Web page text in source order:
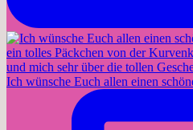
Ich wünsche Euch allen einen